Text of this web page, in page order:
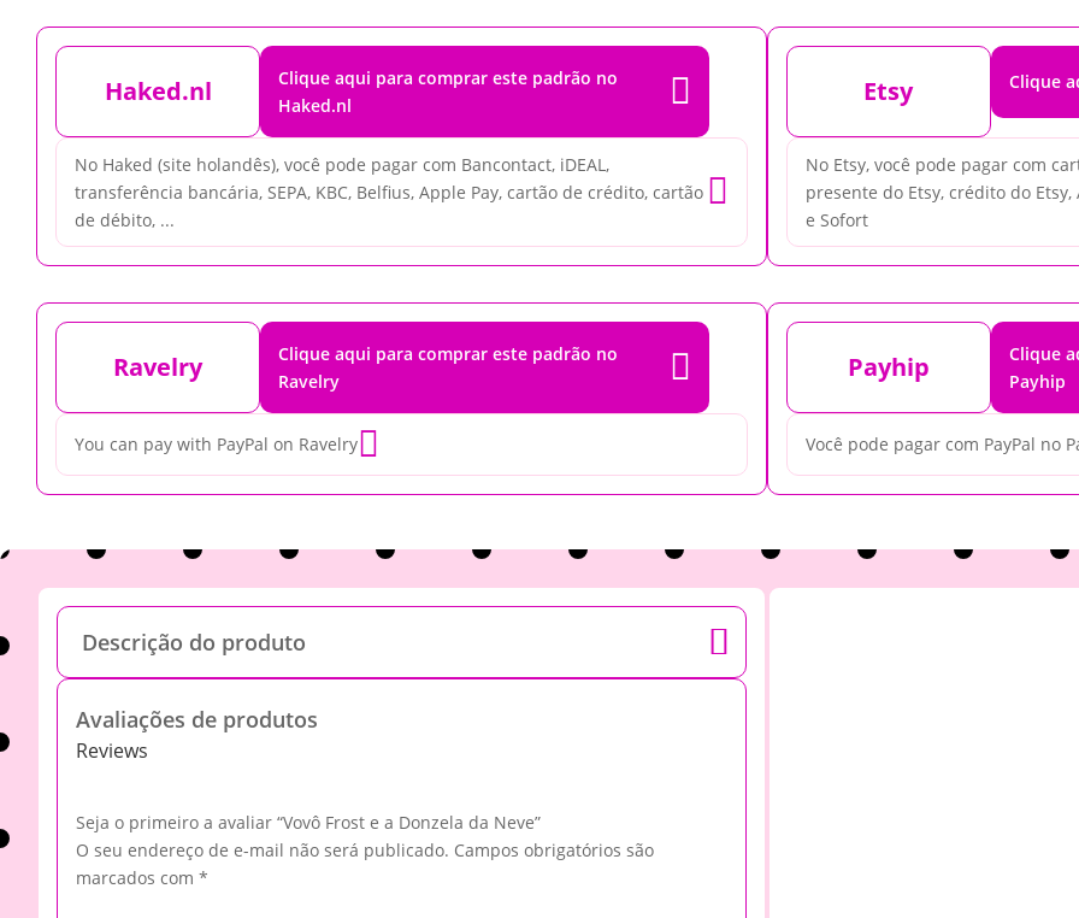
Haked.nl
Clique aqui para comprar este padrão no
Haked.nl

No Haked (site holandês), você pode pagar com Bancontact, iDEAL,
transferência bancária, SEPA, KBC, Belfius, Apple Pay, cartão de crédito, cartão
de débito, ...

Etsy Clique
No Etsy, você pode pagar com
presente do Etsy, crédito do Etsy,
e Sofort
Ravelry
Clique aqui para comprar este padrão no
Ravelry

You can pay with PayPal on Ravelry
Payhip
Clique
Payhip
Você pode pagar com PayPal no
Descrição do produto
Avaliações de produtos
Reviews
Seja o primeiro a avaliar “Vovô Frost e a Donzela da Neve”
O seu endereço de e-mail não será publicado. Campos obrigatórios são
marcados com *